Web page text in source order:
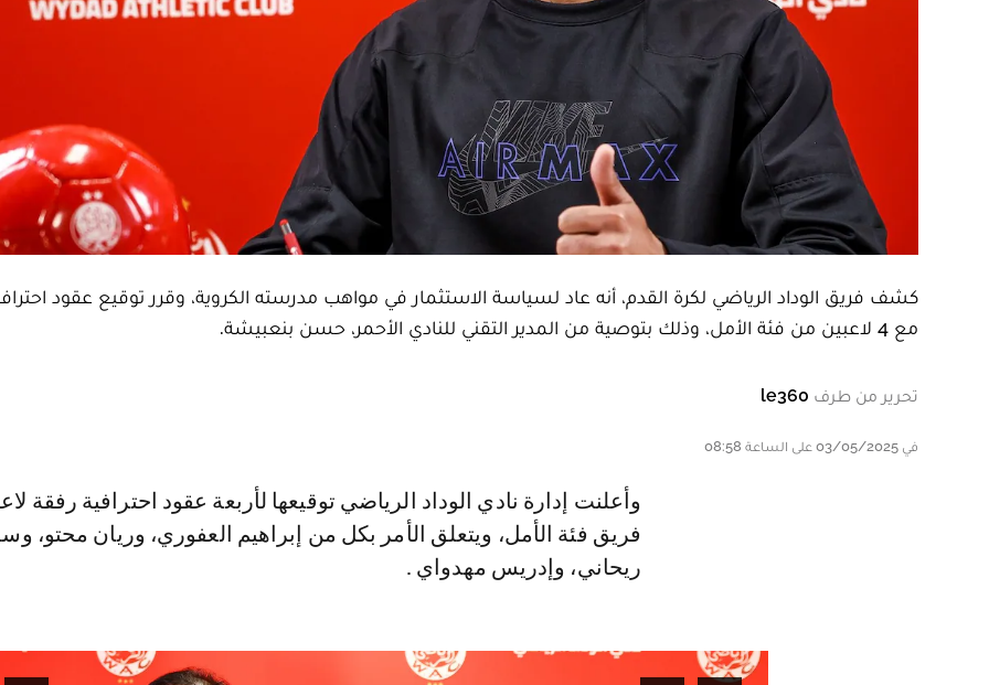
كشف فريق الوداد الرياضي لكرة القدم، أنه عاد لسياسة الاستثمار في مواهب مدرسته الكروية، وقرر توقيع عقود
مع 4 لاعبين من فئة الأمل، وذلك بتوصية من المدير التقني للنادي الأحمر، حسن بنعبيشة.
تحرير من طرف le360
في 03/05/2025 على الساعة 08:58
وأعلنت إدارة نادي الوداد الرياضي توقيعها لأربعة عقود احترافية رفقة لاعبين من
فريق فئة الأمل، ويتعلق الأمر بكل من إبراهيم العفوري، وريان محتو،
ريحاني، وإدريس مهدواي .